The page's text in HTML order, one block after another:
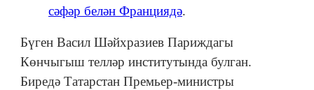
сәфәр белән Франциядә.
Бүген Васил Шәйхразиев Париждагы
Көнчыгыш телләр институтында булган.
Биредә Татарстан Премьер-министры